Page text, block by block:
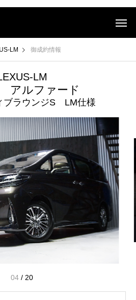
LM 御成約情報
LM
アルファード
ブラウンジS LM仕様
04 / 20